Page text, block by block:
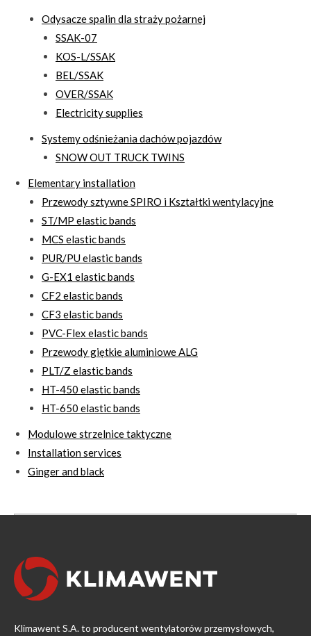
Odysacze spalin dla straży pożarnej
SSAK-07
KOS-L/SSAK
BEL/SSAK
OVER/SSAK
Electricity supplies
Systemy odśnieżania dachów pojazdów
SNOW OUT TRUCK TWINS
Elementary installation
Przewody sztywne SPIRO i Kształtki wentylacyjne
ST/MP elastic bands
MCS elastic bands
PUR/PU elastic bands
G-EX1 elastic bands
CF2 elastic bands
CF3 elastic bands
PVC-Flex elastic bands
Przewody giętkie aluminiowe ALG
PLT/Z elastic bands
HT-450 elastic bands
HT-650 elastic bands
Modulowe strzelnice taktyczne
Installation services
Ginger and black
Klimawent S.A. to producent wentylatorów przemysłowych,